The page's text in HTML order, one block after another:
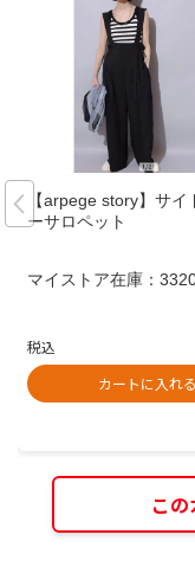
【arpege story】サイ
ーサロペット
マイストア在庫：
税込
カートに入れる
こ